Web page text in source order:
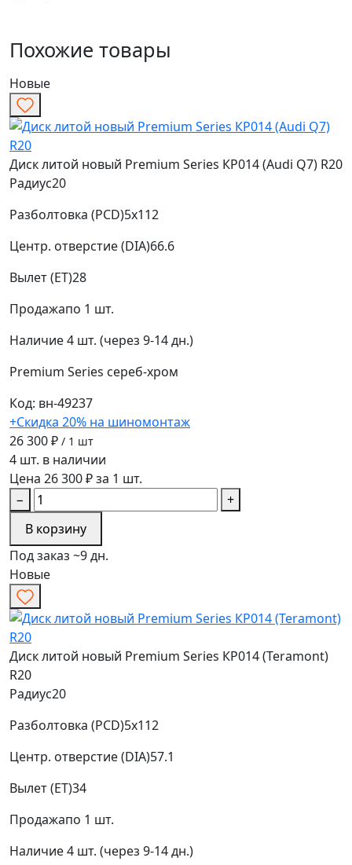
Похожие товары
Новые
Диск литой новый Premium Series КР014 (Audi Q7) R20
Радиус20
Разболтовка (PCD)5x112
Центр. отверстие (DIA)66.6
Вылет (ET)28
Продажапо 1 шт.
Наличие4 шт. (через 9-14 дн.)
Premium Series сереб-хром
Код: вн-49237
+Скидка 20% на шиномонтаж
26 300 ₽ / 1 шт
4 шт. в наличии
Цена 26 300 ₽ за 1 шт.
−
+
В корзину
Под заказ ~9 дн.
Новые
Диск литой новый Premium Series КР014 (Teramont)
R20
Радиус20
Разболтовка (PCD)5x112
Центр. отверстие (DIA)57.1
Вылет (ET)34
Продажапо 1 шт.
Наличие4 шт. (через 9-14 дн.)